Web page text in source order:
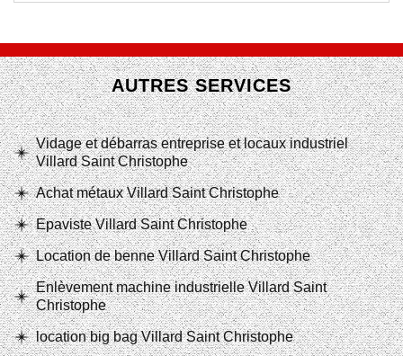
AUTRES SERVICES
Vidage et débarras entreprise et locaux industriel
Villard Saint Christophe
Achat métaux Villard Saint Christophe
Epaviste Villard Saint Christophe
Location de benne Villard Saint Christophe
Enlèvement machine industrielle Villard Saint
Christophe
location big bag Villard Saint Christophe